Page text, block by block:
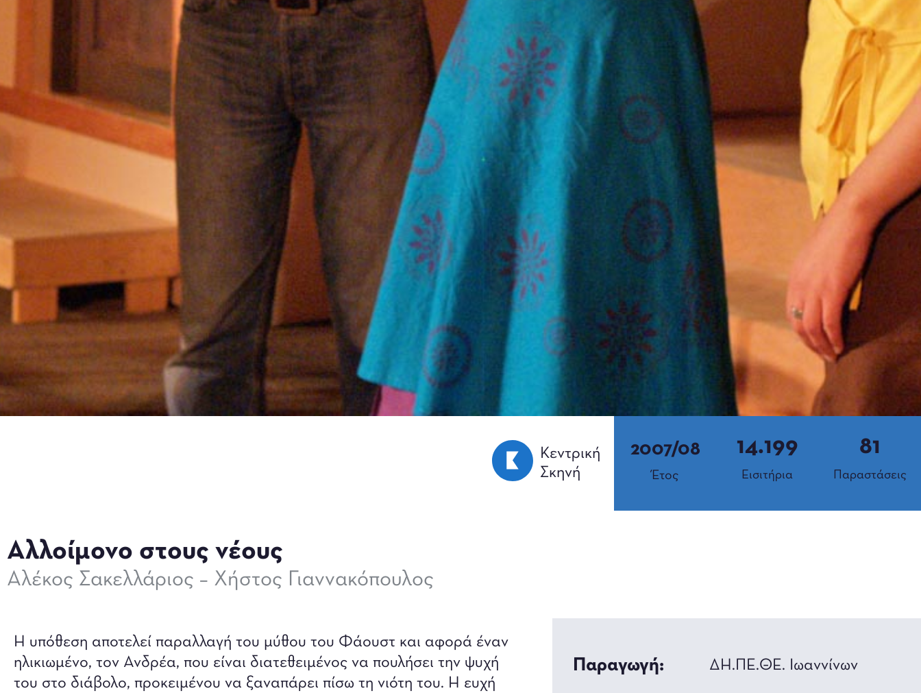
Κεντρική
Σκηνή
2007/08
Έτος Εισιτήρια
14.199
Παραστάσεις
81
Αλλοίμονο στους νέους
Αλέκος Σακελλάριος – Χήστος Γιαννακόπουλος
Η υπόθεση αποτελεί παραλλαγή του μύθου του Φάουστ και αφορά έναν
ηλικιωμένο, τον Ανδρέα, που είναι διατεθειμένος να πουλήσει την ψυχή
του στο διάβολο, προκειμένου να ξαναπάρει πίσω τη νιότη του. Η ευχή
Παραγωγή: ΔΗ.ΠΕ.ΘΕ. Ιωαννίνων